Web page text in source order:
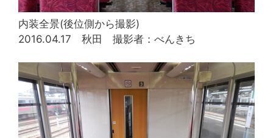
内装全景(後位側から撮影)
2016.04.17 秋田 撮影者：べんきち